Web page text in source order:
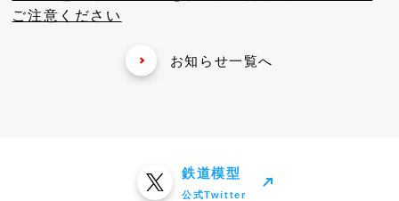
ご注意ください
お知らせ一覧へ
鉄道模型
公式Twitter